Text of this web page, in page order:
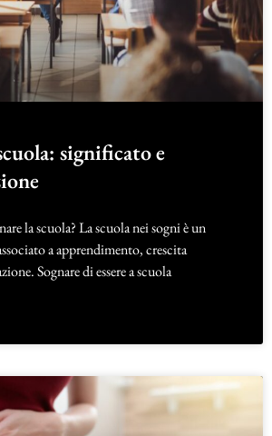
significato e
la scuola? La scuola nei sogni è un
a apprendimento, crescita
Sognare di essere a scuola